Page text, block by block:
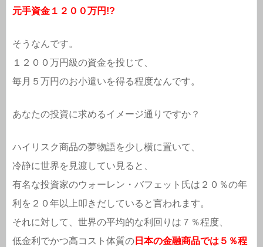
元手資金１２００万円!?
そうなんです。
１２００万円級の資金を投じて、
毎月５万円のお小遣いを得る程度なんです。
あなたの投資に求めるイメージ通りですか？
ハイリスク商品の夢物語を少し横に置いて、
冷静に世界を見渡してい見ると、
有名な投資家のウォーレン・バフェット氏は２０％の年
利を２０年以上叩きだしていると言われます。
それに対して、世界の平均的な利回りは７％程度、
低金利でかつ高コスト体質の 日本の金融商品では５％程